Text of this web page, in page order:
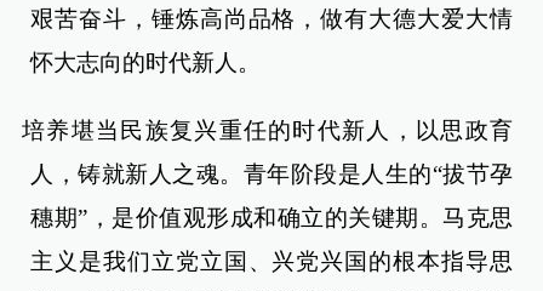
艰苦奋斗，锤炼高尚品格，做有大德大爱大情
怀大志向的时代新人。
培养堪当民族复兴重任的时代新人，以思政育
人，铸就新人之魂。青年阶段是人生的“拔节孕
穗期”，是价值观形成和确立的关键期。马克思
主义是我们立党立国、兴党兴国的根本指导思